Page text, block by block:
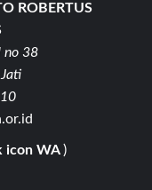
ROBERTUS
no 38
icon WA )